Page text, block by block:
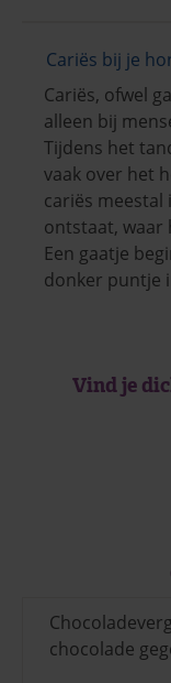
Cariës bij je
Cariës, ofwel
alleen bij
Tijdens het
vaak over het
cariës meestal
ontstaat, waar
Een gaatje
donker puntje
Vind je
chocolade